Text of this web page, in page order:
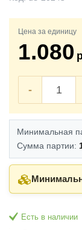
Цена за единицу
1.080
-
Минимальная
Сумма партии:
Есть в наличии